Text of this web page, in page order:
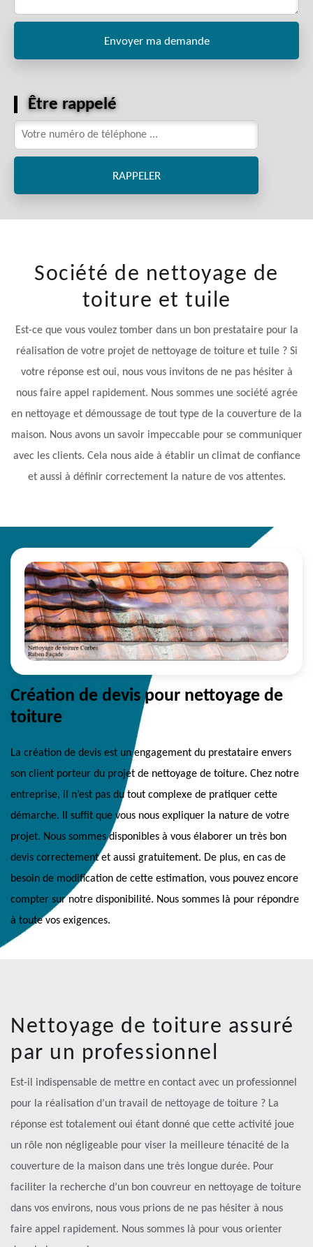
Être rappelé
Société de nettoyage de
toiture et tuile
Est-ce que vous voulez tomber dans un bon prestataire pour la
réalisation de votre projet de nettoyage de toiture et tuile ? Si
votre réponse est oui, nous vous invitons de ne pas hésiter à
nous faire appel rapidement. Nous sommes une société agrée
en nettoyage et démoussage de tout type de la couverture de la
maison. Nous avons un savoir impeccable pour se communiquer
avec les clients. Cela nous aide à établir un climat de confiance
et aussi à définir correctement la nature de vos attentes.
Création de devis pour nettoyage de
toiture
La création de devis est un engagement du prestataire envers
son client porteur du projet de nettoyage de toiture. Chez notre
entreprise, il n’est pas du tout complexe de pratiquer cette
démarche. Il suffit que vous nous expliquer la nature de votre
projet. Nous sommes disponibles à vous élaborer un très bon
devis correctement et aussi gratuitement. De plus, en cas de
besoin de modification de cette estimation, vous pouvez encore
compter sur notre disponibilité. Nous sommes là pour répondre
à toute vos exigences.
Nettoyage de toiture assuré
par un professionnel
Est-il indispensable de mettre en contact avec un professionnel
pour la réalisation d’un travail de nettoyage de toiture ? La
réponse est totalement oui étant donné que cette activité joue
un rôle non négligeable pour viser la meilleure ténacité de la
couverture de la maison dans une très longue durée. Pour
faciliter la recherche d’un bon couvreur en nettoyage de toiture
dans vos environs, nous vous prions de ne pas hésiter à nous
faire appel rapidement. Nous sommes là pour vous orienter